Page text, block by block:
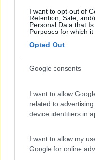
I want to opt-out of
Retention, Sale,
Personal Data that
Purposes for which it
Opted Out
Google consents
I want to allow
related to
device identifiers in
I want to allow my
Google for online
Non può piovere per sempre
2094
Portati delle mantelline
dall'acqua ti inzuppano
comode e possibilmente
varie scale di legno sono
Noi siamo stati il 24
bene visitando i salti da